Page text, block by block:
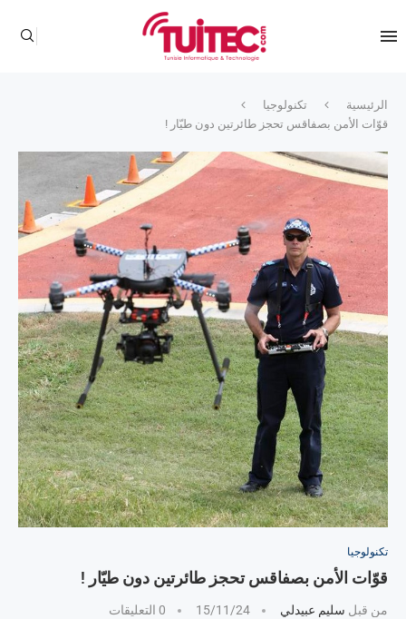
الرئيسية
تكنولوجيا
قوّات الأمن بصفاقس تحجز طائرتين دون طيّار !
تكنولوجيا
قوّات الأمن بصفاقس تحجز طائرتين دون طيّار !
من قبل سليم عبيدلي 15/11/24 0 التعليقات